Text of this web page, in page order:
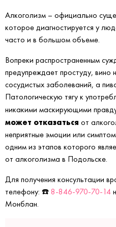
Алкоголизм – официально
которое диагностируется у
часто и в большом объеме.
Вопреки распространенным
предупреждает простуду,
сосудистых заболеваний, а
Патологическую тягу к
никакими маскирующими
может отказаться от
неприятные эмоции или
одним из этапов которого
от алкоголизма в Подольске.
Для получения консультации
телефону: ☎️ 8-846-970-70-14
Монблан.